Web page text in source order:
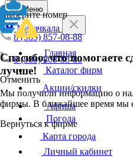
Выберите номер
8 (989) 857-08-88
8 (989) 808-88-80
Отменить
Спасибо, что помогаете
лучше!
Мы получили информацию о
фирмы. В ближайшее время мы
Вернуться к фирме
Меню
Махачкала
Главная
Каталог фирм
Акции/скидки
Афиша
Погода
Карта города
Личный кабинет